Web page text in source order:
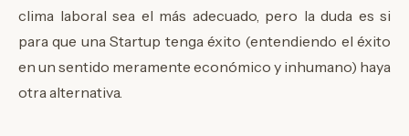
clima laboral sea el más adecuado, pero la duda es si
para que una Startup tenga éxito (entendiendo el éxito
en un sentido meramente económico y inhumano) haya
otra alternativa.